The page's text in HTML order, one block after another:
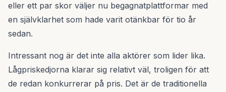
eller ett par skor väljer nu begagnatplattformar med
en självklarhet som hade varit otänkbar för tio år
sedan.
Intressant nog är det inte alla aktörer som lider lika.
Lågpriskedjorna klarar sig relativt väl, troligen för att
de redan konkurrerar på pris. Det är de traditionella